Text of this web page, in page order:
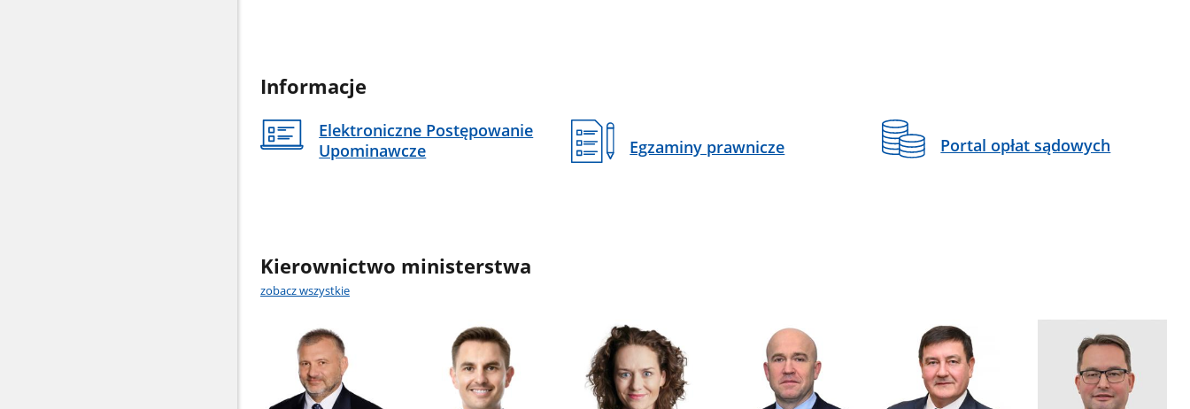
Informacje
Elektroniczne Postępowanie
Upominawcze
Egzaminy prawnicze Portal opłat sądowych
Kierownictwo ministerstwa
zobacz wszystkie